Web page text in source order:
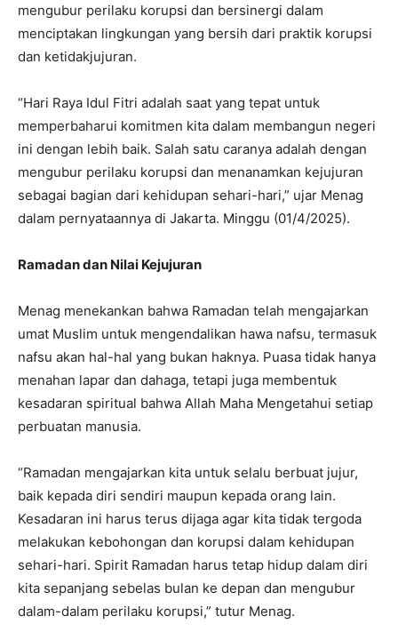
mengubur perilaku korupsi dan bersinergi dalam
menciptakan lingkungan yang bersih dari praktik korupsi
dan ketidakjujuran.
“Hari Raya Idul Fitri adalah saat yang tepat untuk
memperbaharui komitmen kita dalam membangun negeri
ini dengan lebih baik. Salah satu caranya adalah dengan
mengubur perilaku korupsi dan menanamkan kejujuran
sebagai bagian dari kehidupan sehari-hari,” ujar Menag
dalam pernyataannya di Jakarta. Minggu (01/4/2025).
Ramadan dan Nilai Kejujuran
Menag menekankan bahwa Ramadan telah mengajarkan
umat Muslim untuk mengendalikan hawa nafsu, termasuk
nafsu akan hal-hal yang bukan haknya. Puasa tidak hanya
menahan lapar dan dahaga, tetapi juga membentuk
kesadaran spiritual bahwa Allah Maha Mengetahui setiap
perbuatan manusia.
“Ramadan mengajarkan kita untuk selalu berbuat jujur,
baik kepada diri sendiri maupun kepada orang lain.
Kesadaran ini harus terus dijaga agar kita tidak tergoda
melakukan kebohongan dan korupsi dalam kehidupan
sehari-hari. Spirit Ramadan harus tetap hidup dalam diri
kita sepanjang sebelas bulan ke depan dan mengubur
dalam-dalam perilaku korupsi,” tutur Menag.